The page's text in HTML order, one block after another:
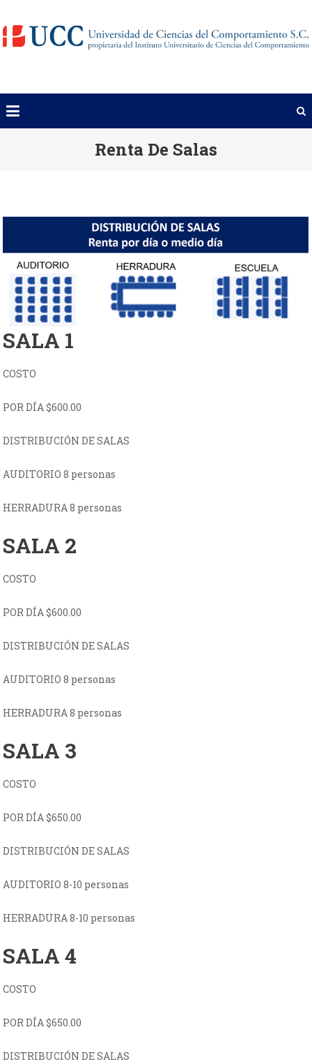
al
contenido
Renta De Salas
SALA 1
COSTO
POR DÍA $600.00
DISTRIBUCIÓN DE SALAS
AUDITORIO 8 personas
HERRADURA 8 personas
SALA 2
COSTO
POR DÍA $600.00
DISTRIBUCIÓN DE SALAS
AUDITORIO 8 personas
HERRADURA 8 personas
SALA 3
COSTO
POR DÍA $650.00
DISTRIBUCIÓN DE SALAS
AUDITORIO 8-10 personas
HERRADURA 8-10 personas
SALA 4
COSTO
POR DÍA $650.00
DISTRIBUCIÓN DE SALAS